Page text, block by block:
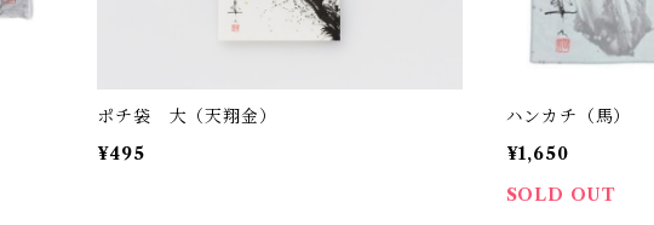
ポチ袋 大（天翔金）
¥495
ハンカチ（馬）
¥1,650
SOLD OUT